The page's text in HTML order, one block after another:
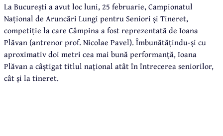
La București a avut loc luni, 25 februarie, Campionatul
Național de Aruncări Lungi pentru Seniori și Tineret,
competiție la care Câmpina a fost reprezentată de Ioana
Plăvan (antrenor prof. Nicolae Pavel). Îmbunătățindu-și cu
aproximativ doi metri cea mai bună performanță, Ioana
Plăvan a câștigat titlul național atât în întrecerea seniorilor,
cât și la tineret.